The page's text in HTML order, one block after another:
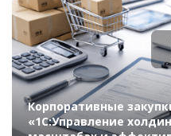
Корпоративные
«1С:Управление